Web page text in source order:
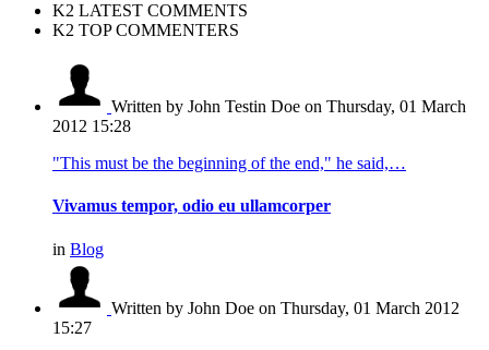
K2 LATEST COMMENTS
K2 TOP COMMENTERS
Written by John Testin Doe on Thursday, 01 March
2012 15:28
"This must be the beginning of the end," he said,…
Vivamus tempor, odio eu ullamcorper
in Blog
Written by John Doe on Thursday, 01 March 2012
15:27